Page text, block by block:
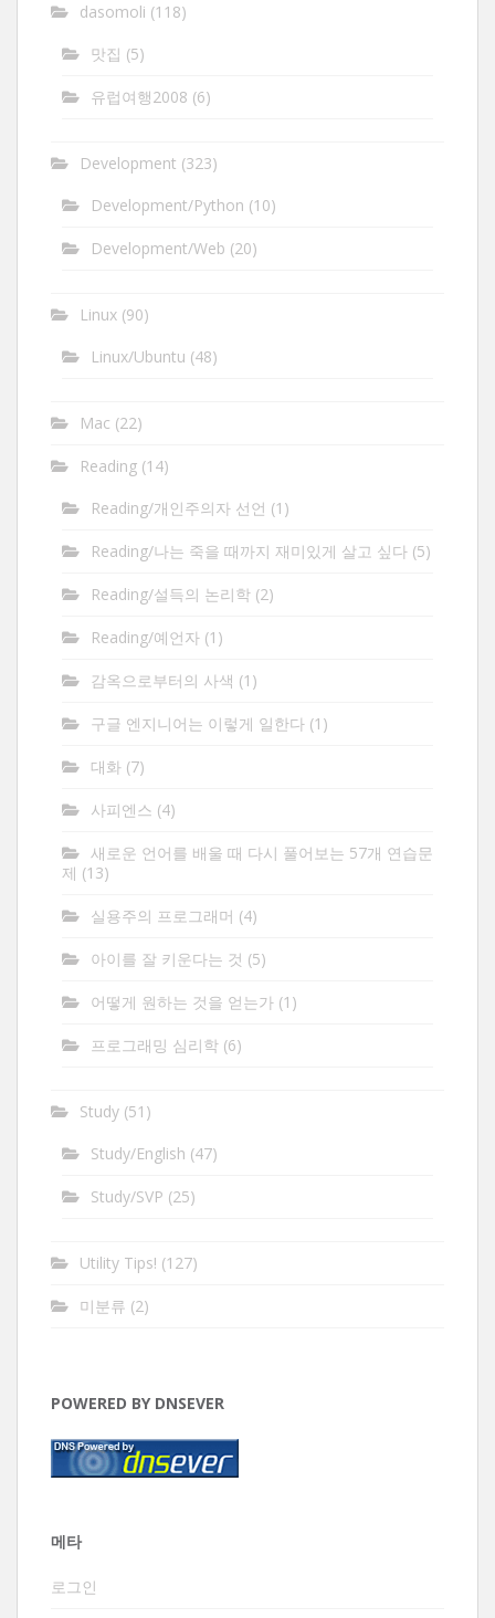
dasomoli (118)
맛집 (5)
유럽여행2008 (6)
Development (323)
Development/Python (10)
Development/Web (20)
Linux (90)
Linux/Ubuntu (48)
Mac (22)
Reading (14)
Reading/개인주의자 선언 (1)
Reading/나는 죽을 때까지 재미있게 살고 싶다 (5)
Reading/설득의 논리학 (2)
Reading/예언자 (1)
감옥으로부터의 사색 (1)
구글 엔지니어는 이렇게 일한다 (1)
대화 (7)
사피엔스 (4)
새로운 언어를 배울 때 다시 풀어보는 57개 연습문
제 (13)
실용주의 프로그래머 (4)
아이를 잘 키운다는 것 (5)
어떻게 원하는 것을 얻는가 (1)
프로그래밍 심리학 (6)
Study (51)
Study/English (47)
Study/SVP (25)
Utility Tips! (127)
미분류 (2)
POWERED BY DNSEVER
메타
로그인